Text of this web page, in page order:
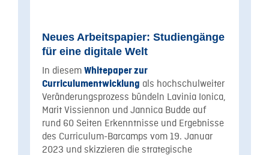
Neues Arbeitspapier: Studiengänge
für eine digitale Welt
In diesem Whitepaper zur
Curriculumentwicklung als hochschulweiter
Veränderungsprozess bündeln Lavinia Ionica,
Marit Vissiennon und Jannica Budde auf
rund 60 Seiten Erkenntnisse und Ergebnisse
des Curriculum-Barcamps vom 19. Januar
2023 und skizzieren die strategische